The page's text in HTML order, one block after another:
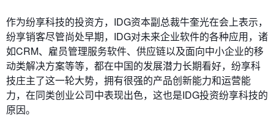
作为纷享科技的投资方，IDG资本副总裁牛奎光在会上表示，
纷享销客尽管尚处早期，IDG对未来企业软件的各种应用，诸
如CRM、雇员管理服务软件、供应链以及面向中小企业的移
动类解决方案等等，都在中国的发展潜力长期看好，纷享科
技庄主了这一轮大势，拥有很强的产品创新能力和运营能
力，在同类创业公司中表现出色，这也是IDG投资纷享科技的
原因。